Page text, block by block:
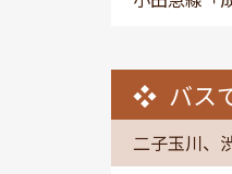
バス
二子玉川、